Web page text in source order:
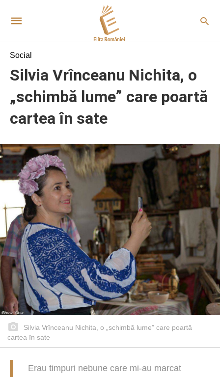
Social
Silvia Vrînceanu Nichita, o
„schimbă lume” care poartă
cartea în sate
Silvia Vrînceanu Nichita, o „schimbă lume” care poartă
cartea în sate
Erau timpuri nebune care mi-au marcat